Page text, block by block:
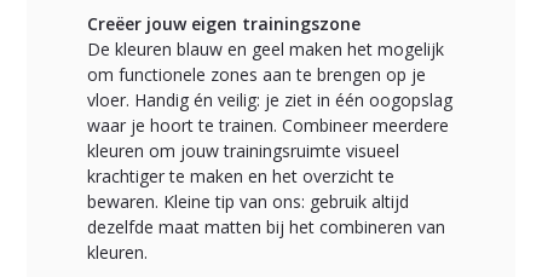
Creëer jouw eigen trainingszone
De kleuren blauw en geel maken het mogelijk
om functionele zones aan te brengen op je
vloer. Handig én veilig: je ziet in één oogopslag
waar je hoort te trainen. Combineer meerdere
kleuren om jouw trainingsruimte visueel
krachtiger te maken en het overzicht te
bewaren. Kleine tip van ons: gebruik altijd
dezelfde maat matten bij het combineren van
kleuren.